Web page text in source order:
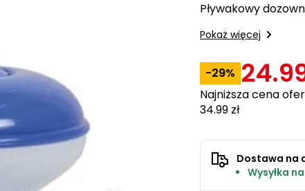
Pływakowy
Pokaż więcej
-29%
Najniższa cena
34.99 zł
Dostawa na
Wysyłka